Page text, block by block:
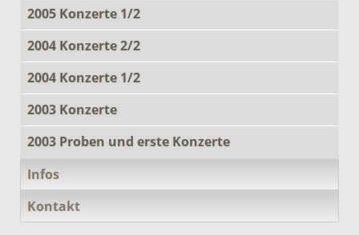
2005 Konzerte 1/2
2004 Konzerte 2/2
2004 Konzerte 1/2
2003 Konzerte
2003 Proben und erste Konzerte
Infos
Kontakt